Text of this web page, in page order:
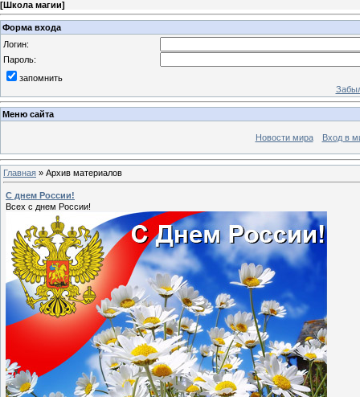
[Школа магии]
Форма входа
Логин:
Пароль:
запомнить
Меню сайта
Новости мира Вход в
Главная » Архив материалов
С днем России!
Всех с днем России!